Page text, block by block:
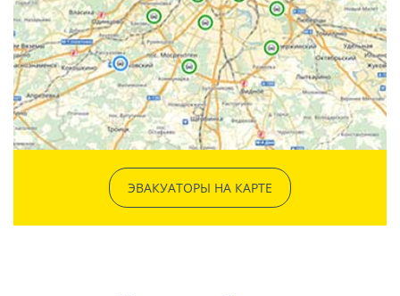
ЭВАКУАТОРЫ НА КАРТЕ